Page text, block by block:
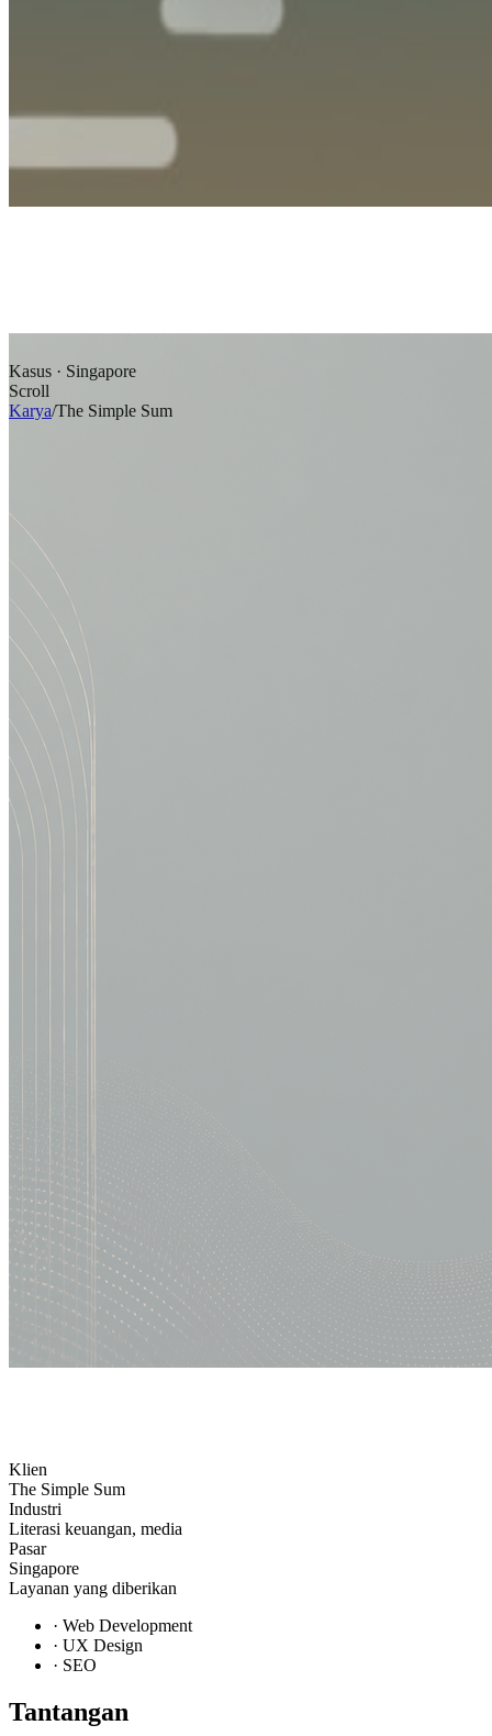
Kasus · Singapore
Scroll
Karya/The Simple Sum
Klien
The Simple Sum
Industri
Literasi keuangan, media
Pasar
Singapore
Layanan yang diberikan
· Web Development
· UX Design
· SEO
Tantangan